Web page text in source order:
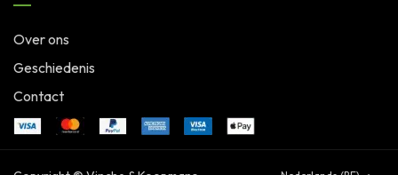
Over ons
Geschiedenis
Contact